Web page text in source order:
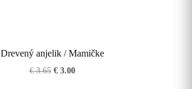
Drevený anjelik / Mamičke
€3.65 Pôvodná
€3.00Aktuálna